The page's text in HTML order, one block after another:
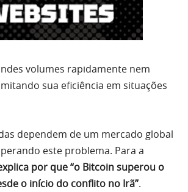
volumes rapidamente nem
sua eficiência em situações
dependem de um mercado global
este problema. Para a
por que “o Bitcoin superou o
o início do conflito no Irã”.